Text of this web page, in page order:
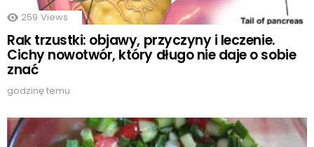
259 Views
Rak trzustki: objawy, przyczyny i leczenie.
Cichy nowotwór, który długo nie daje o sobie
znać
godzinę temu